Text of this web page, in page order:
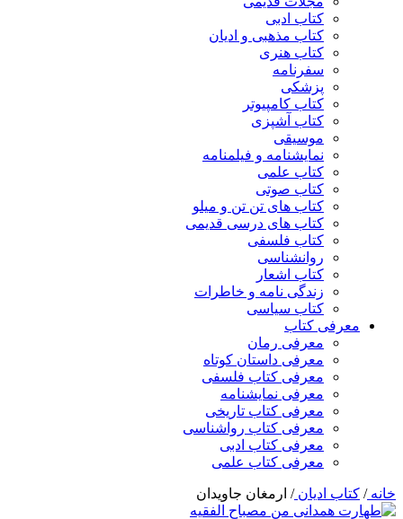
کتاب ادبی
کتاب مذهبی و ادیان
کتاب هنری
سفرنامه
پزشکی
کتاب کامپیوتر
کتاب آشپزی
موسیقی
نمایشنامه و فیلمنامه
کتاب علمی
کتاب صوتی
کتاب های تن تن و میلو
کتاب های درسی قدیمی
کتاب فلسفی
روانشناسی
کتاب اشعار
زندگی نامه و خاطرات
کتاب سیاسی
معرفی کتاب
معرفی رمان
معرفی داستان کوتاه
معرفی کتاب فلسفی
معرفی نمایشنامه
معرفی کتاب تاریخی
معرفی کتاب رواشناسی
معرفی کتاب ادبی
معرفی کتاب علمی
خانه/ کتاب ادیان/ ارمغان جاویدان